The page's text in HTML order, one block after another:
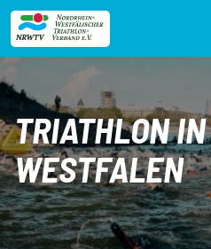
Direkt
zum
Inhalt
TRIATHLON
WESTFALEN